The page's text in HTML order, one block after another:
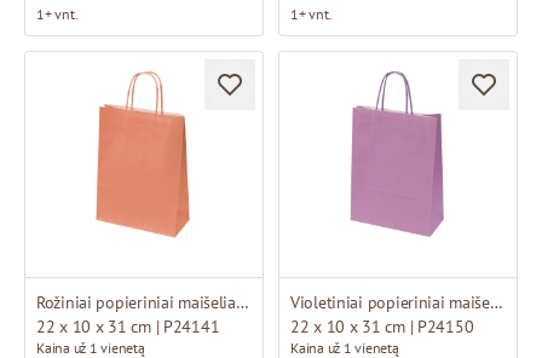
1+ vnt. 1+ vnt.
Rožiniai popieriniai maišeliai su susuktomis rankenomis
22 x 10 x 31 cm | P24141
Kaina už 1 vienetą
Violetiniai popieriniai maišeliai su susuktomis rankenomis
22 x 10 x 31 cm | P24150
Kaina už 1 vienetą